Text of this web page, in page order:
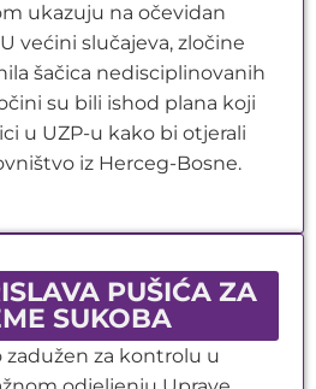
ukazuju na očevidan
većini slučajeva, zločine
šačica nedisciplinovanih
su bili ishod plana koji
u UZP-u kako bi otjerali
iz Herceg-Bosne.
PUŠIĆA ZA
SUKOBA
zadužen za kontrolu u